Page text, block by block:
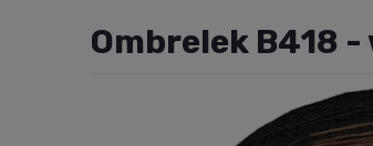
Ombrelek B418